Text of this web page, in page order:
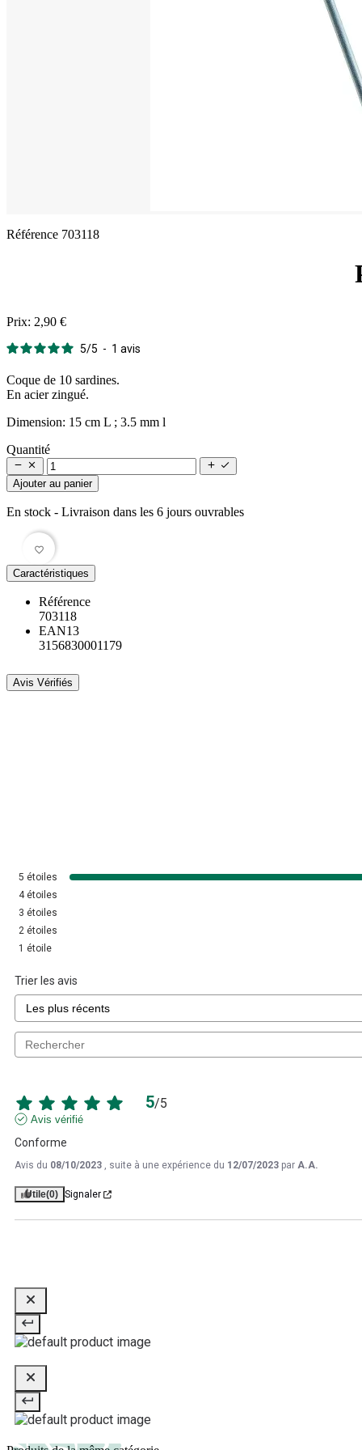
Référence 703118
Prix: 2,90 €
5/5 - 1 avis
Coque de 10 sardines.
En acier zingué.
Dimension: 15 cm L ; 3.5 mm l
Quantité
   
Ajouter au panier
En stock - Livraison dans les 6 jours ouvrables
favorite_border
Caractéristiques
Référence
703118
EAN13
3156830001179
Avis Vérifiés
5 étoiles
4 étoiles
3 étoiles
2 étoiles
1 étoile
Trier les avis
5/5
Avis vérifié
Conforme
Avis du 08/10/2023 , suite à une expérience du 12/07/2023 par A.A.
Utile(0) Signaler